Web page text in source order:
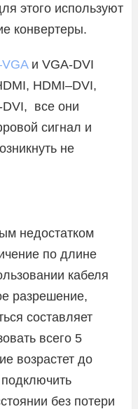
этого используют
конвертеры.
и VGA-DVI
HDMI–DVI,
DVI, все они
сигнал и
не
недостатком
по длине
кабеля
разрешение,
составляет
всего 5
возрастет до
без потери